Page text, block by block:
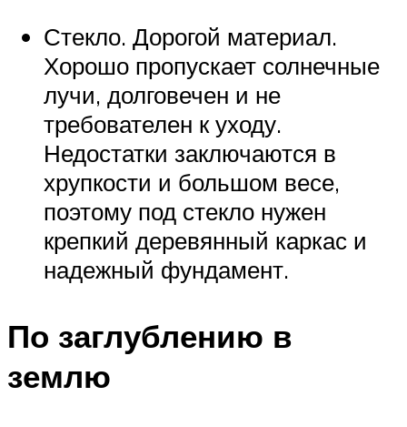
Стекло. Дорогой материал.
Хорошо пропускает солнечные
лучи, долговечен и не
требователен к уходу.
Недостатки заключаются в
хрупкости и большом весе,
поэтому под стекло нужен
крепкий деревянный каркас и
надежный фундамент.
По заглублению в
землю